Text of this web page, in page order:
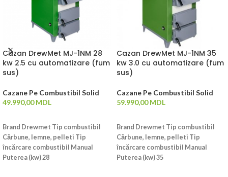
Cazan DrewMet MJ-1NM 28
kw 2.5 cu automatizare (fum
sus)
Cazane Pe Combustibil Solid
49.990,00MDL
Brand Drewmet Tip combustibil
Cărbune, lemne, pelleti Tip
încărcare combustibil Manual
Puterea (kw) 28
Cazan DrewMet MJ-1NM 35
kw 3.0 cu automatizare (fum
sus)
Cazane Pe Combustibil Solid
59.990,00MDL
Brand Drewmet Tip combustibil
Cărbune, lemne, pelleti Tip
încărcare combustibil Manual
Puterea (kw) 35